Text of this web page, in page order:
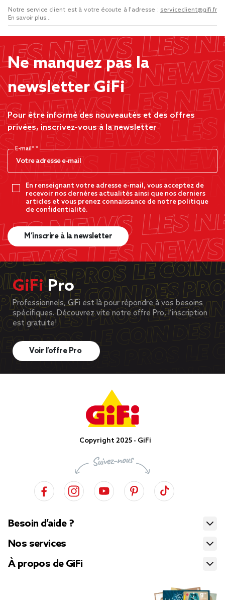
Notre service client est à votre écoute à l'adresse : serviceclient@gifi.fr
En savoir plus...
Ne manquez pas la
newsletter GiFi
Pour être informé des nouveautés et des offres
privées, inscrivez-vous à la newsletter
E-mail*
En renseignant votre adresse e-mail, vous acceptez de
recevoir nos dernères actualités ainsi que nos derniers
articles et vous prenez connaissance de notre politique
de confidentialité.
M’inscrire à la newsletter
GiFiPro
Professionnels, GiFi est là pour répondre à vos besoins
spécifiques. Découvrez vite notre offre Pro, l’inscription
est gratuite!
Voir l’offre Pro
Copyright 2025 - GiFi
Besoin d’aide ?
Nos services
À propos de GiFi